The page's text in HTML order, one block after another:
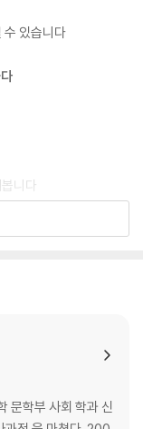
도 어렵지 않다. 거기
정신과 약까지 처방
이 과장이 아닌 상황
기를 대보고 입속을
며칠 뒤에 나을 것입
서 진료를 받는데, 진단
? 장항석 교수(연세대
. 현실적으로 의사와
겠다고 말하기 어렵
이드라인’이다. 혈압,
를 목표로 해야 한다고
지 않는 데는 엄청난
수 있습니다
니다
문학부 사회 학과 신